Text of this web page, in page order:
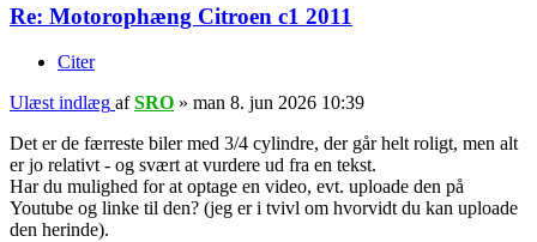
Re: Motorophæng Citroen c1 2011
Citer
Ulæst indlæg afSRO » man 8. jun 2026 10:39
Det er de færreste biler med 3/4 cylindre, der går helt roligt, men alt
er jo relativt - og svært at vurdere ud fra en tekst.
Har du mulighed for at optage en video, evt. uploade den på
Youtube og linke til den? (jeg er i tvivl om hvorvidt du kan uploade
den herinde).